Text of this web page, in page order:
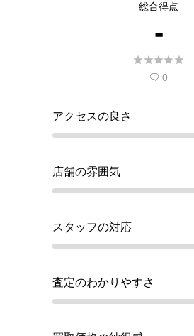
トする
人 がこの店舗での査
望しています。
総合得点
-

 0
アクセスの良さ
店舗の雰囲気
スタッフの対応
査定のわかりやすさ